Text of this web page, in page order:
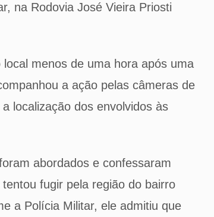
na Rodovia José Vieira Priosti
menos de uma hora após uma
a ação pelas câmeras de
localização dos envolvidos às
abordados e confessaram
fugir pela região do bairro
a Polícia Militar, ele admitiu que